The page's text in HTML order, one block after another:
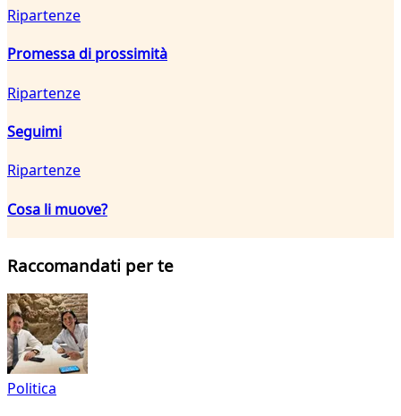
Ripartenze
Promessa di prossimità
Ripartenze
Seguimi
Ripartenze
Cosa li muove?
Raccomandati per te
Politica